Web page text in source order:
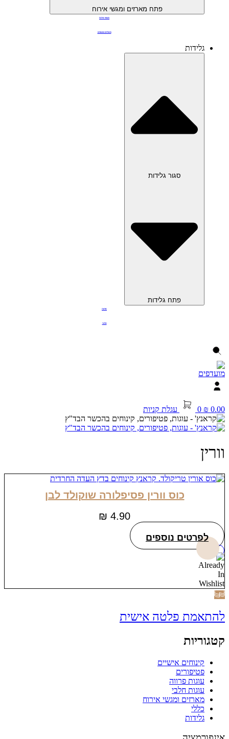
פתח מארזים ומגשי אירוח
מגשי אירוח
מארזים ומגשים
גלידות
סגור גלידות
פתח גלידות
פרווה
חלבי
₪ 0.00
0 עגלת קניות
וורין
כוס וורין פסיפלורה שוקולד לבן
₪ 4.90
לפרטים נוספים
להתאמת פלטה אישית
קטגוריות
קינוחים אישיים
פטיפורים
עוגות פרווה
עוגות חלבי
מארזים ומגשי אירוח
כללי
גלידות